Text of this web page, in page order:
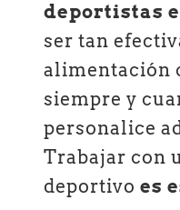
deportistas
ser tan
alimentación
siempre y
personalice
Trabajar con
deportivoes